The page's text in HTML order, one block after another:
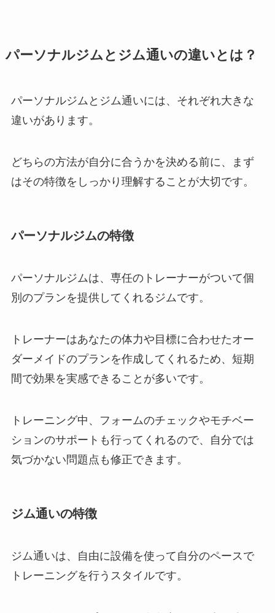
パーソナルジムとジム通いの違いとは？
パーソナルジムとジム通いには、それぞれ大きな
違いがあります。
どちらの方法が自分に合うかを決める前に、まず
はその特徴をしっかり理解することが大切です。
パーソナルジムの特徴
パーソナルジムは、専任のトレーナーがついて個
別のプランを提供してくれるジムです。
トレーナーはあなたの体力や目標に合わせたオー
ダーメイドのプランを作成してくれるため、短期
間で効果を実感できることが多いです。
トレーニング中、フォームのチェックやモチベー
ションのサポートも行ってくれるので、自分では
気づかない問題点も修正できます。
ジム通いの特徴
ジム通いは、自由に設備を使って自分のペースで
トレーニングを行うスタイルです。